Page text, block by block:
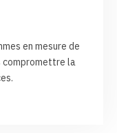
en mesure de
la